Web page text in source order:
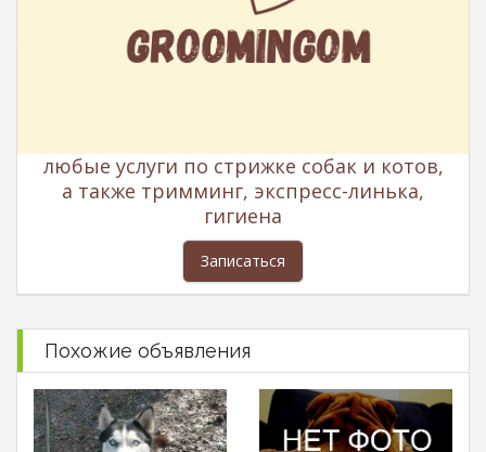
любые услуги по стрижке собак и котов,
а также тримминг, экспресс-линька,
гигиена
Записаться
Похожие объявления